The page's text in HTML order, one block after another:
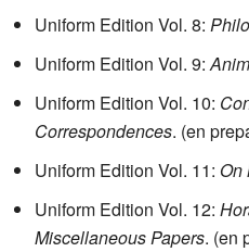
Uniform Edition Vol. 8:
Uniform Edition Vol. 9:
Uniform Edition Vol. 10:
Correspondences. (en
Uniform Edition Vol. 11: On
Uniform Edition Vol. 12:
Miscellaneous Papers. (en